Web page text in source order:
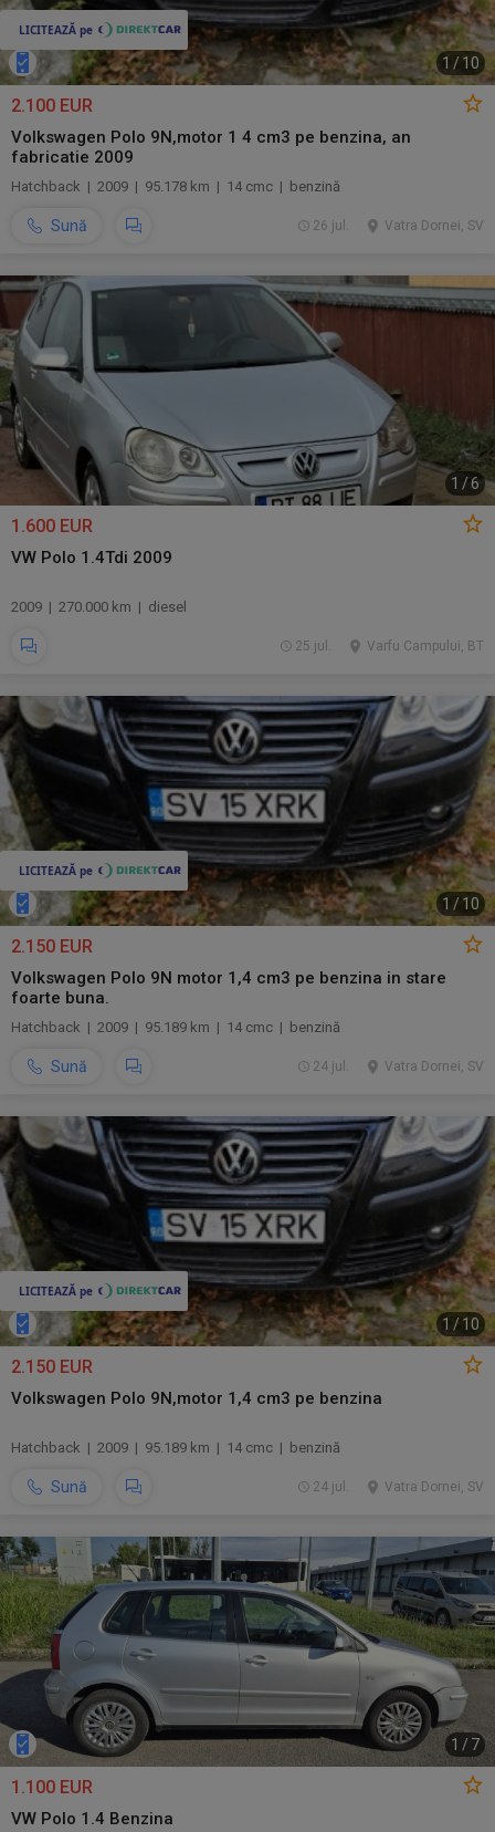
1 /10
2.100 EUR
Volkswagen Polo 9N,motor 1 4 cm3 pe benzina, an
fabricatie 2009
Hatchback | 2009 | 95.178 km | 14 cmc | benzină
Sună Vatra Dornei, SV
26 jul.
1 /6
1.600 EUR
VW Polo 1.4Tdi 2009
2009 | 270.000 km | diesel
Varfu Campului, BT
25 jul.
1 / 10
2.150 EUR
Volkswagen Polo 9N motor 1,4 cm3 pe benzina in stare
foarte buna.
Hatchback | 2009 | 95.189 km | 14 cmc | benzină
Sună Vatra Dornei, SV
24 jul.
1 /10
2.150 EUR
Volkswagen Polo 9N,motor 1,4 cm3 pe benzina
Hatchback | 2009 | 95.189 km | 14 cmc | benzină
Sună Vatra Dornei, SV
24 jul.
1 / 7
1.100 EUR
VW Polo 1.4 Benzina